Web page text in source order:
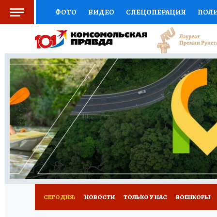
ФОТО ВИДЕО СПЕЦОПЕРАЦИЯ
СОЦПОДДЕРЖКА НАУКА СПОРТ
ВЫБОР ЭКСПЕРТОВ ДОКТОР
КНИЖНАЯ ПОЛКА ПРОГНОЗЫ НА СПОРТ
ПРЕСС-ЦЕНТР НЕДВИЖИМОСТЬ
РАДИО КП РЕКЛАМА ТЕСТЫ НОВОЕ
СЕГОДНЯ: НОВОСТИ ТОЛЬКО У НАС ВОЕНКОРЫ